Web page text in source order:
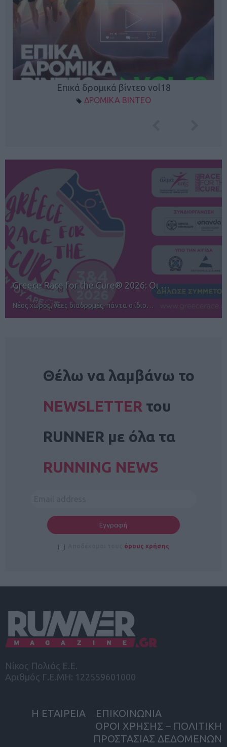
Επικά δρομικά βίντεο vol18
ΔΡΟΜΙΚΑ ΒΙΝΤΕΟ
12ος TUI Rhodes Marathon: Άνοιγμα ε…
Αγώνες για όλους στην Ρόδο
Θέλω να λαμβάνω το
NEWSLETTER του
RUNNER με όλα τα
RUNNING NEWS
όρους χρήσης
Νίκος Πολιάς Ε.Ε.
Αριθμός Γ.Ε.ΜΗ: 122559601000
Η ΕΤΑΙΡΕΙΑ
ΕΠΙΚΟΙΝΩΝΙΑ
ΟΡΟΙ ΧΡΗΣΗΣ – ΠΟΛΙΤΙΚΗ
ΠΡΟΣΤΑΣΙΑΣ ΔΕΔΟΜΕΝΩΝ